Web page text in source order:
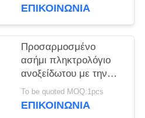
ΕΠΙΚΟΙΝΩΝΊΑ
Προσαρμοσμένο
ασήμι πληκτρολόγιο
ανοξείδωτου με την
οδηγημένη οθόνη για
τον εξοπλισμό
To be quoted MOQ:1pcs
ΕΠΙΚΟΙΝΩΝΊΑ